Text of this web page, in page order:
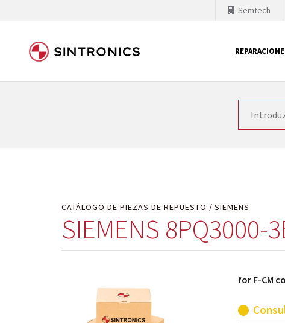
Semtech
Nuestra colaboración con
de módulos descontinuados por módulos del propio
CATÁLOGO DE PIEZAS DE REPUESTO SIEMENS
SIEMENS 8PQ3000-
for F-CM